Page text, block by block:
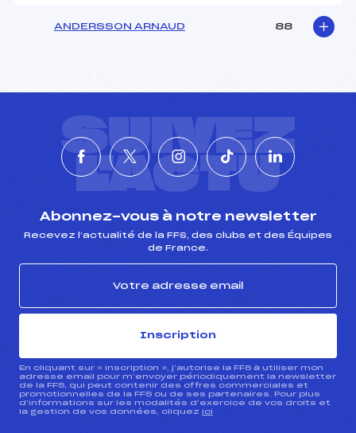
ANDERSSON ARNAUD 88
SUIVEZ
L'ACTU
Abonnez-vous à notre newsletter
Recevez l’actualité de la FFS, des clubs et des Équipes
de France.
Inscription
En cliquant sur « inscription », j’autorise la FFS à utiliser mon
adresse email pour m’envoyer périodiquement la newsletter
de la FFS, qui peut contenir des offres commerciales et
promotionnelles de la FFS ou de ses partenaires. Pour plus
d’informations sur les modalités d’exercice de vos droits et
la gestion de vos données, cliquez ici